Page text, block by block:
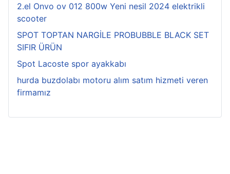
2.el Onvo ov 012 800w Yeni nesil 2024 elektrikli
scooter
SPOT TOPTAN NARGİLE PROBUBBLE BLACK SET
SIFIR ÜRÜN
Spot Lacoste spor ayakkabı
hurda buzdolabı motoru alım satım hizmeti veren
firmamız